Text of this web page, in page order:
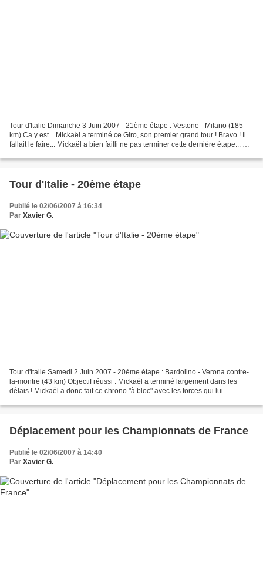
Tour d'Italie Dimanche 3 Juin 2007 - 21ème étape : Vestone - Milano (185
km) Ca y est... Mickaël a terminé ce Giro, son premier grand tour ! Bravo ! Il
fallait le faire... Mickaël a bien failli ne pas terminer cette dernière étape... En
Tour d'Italie - 20ème étape
Publié le 02/06/2007 à 16:34
Par Xavier G.
Tour d'Italie Samedi 2 Juin 2007 - 20ème étape : Bardolino - Verona contre-
la-montre (43 km) Objectif réussi : Mickaël a terminé largement dans les
délais ! Mickaël a donc fait ce chrono "à bloc" avec les forces qui lui
Déplacement pour les Championnats de France
Publié le 02/06/2007 à 14:40
Par Xavier G.